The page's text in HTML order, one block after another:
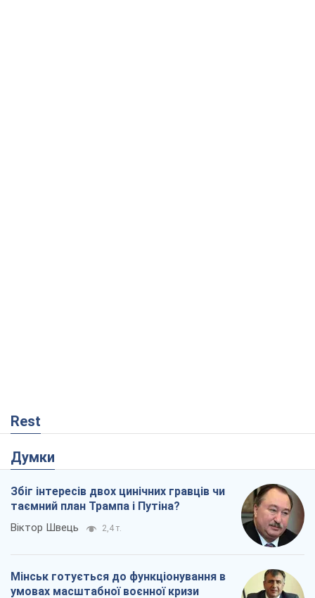
Rest
Думки
Збіг інтересів двох цинічних гравців чи
таємний план Трампа і Путіна?
Віктор Швець 2,4 т.
Мінськ готується до функціонування в
умовах масштабної воєнної кризи